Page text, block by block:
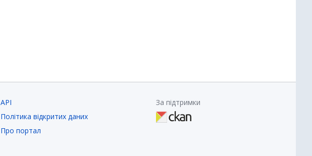
API
Політика відкритих даних
Про портал
За підтримки